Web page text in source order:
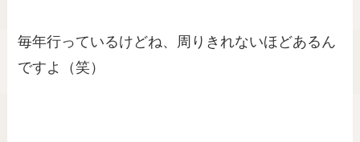
毎年行っているけどね、周りきれないほどあるん
ですよ（笑）